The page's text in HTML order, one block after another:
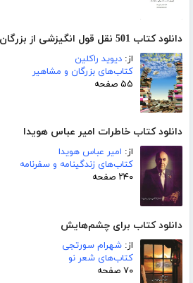
دانلود کتاب 501 نقل قول انگیزشی از بزرگان جهان
از: دیوید راکلین
کتاب‌های بزرگان و مشاهیر
۵۵ صفحه
دانلود کتاب خاطرات امیر عباس هویدا
از: امیر عباس هویدا
کتاب‌های زندگینامه و سفرنامه
۲۴۰ صفحه
دانلود کتاب برای چشم‌هایش
از: شهرام سورتجی
کتاب‌های شعر نو
۷۰ صفحه